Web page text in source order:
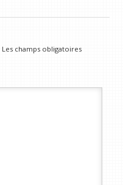
Les champs obligatoires